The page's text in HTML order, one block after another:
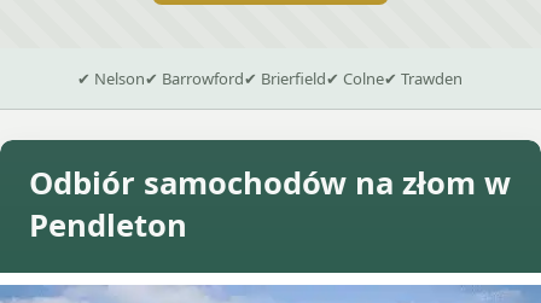
✔ Nelson✔ Barrowford✔ Brierfield✔ Colne✔ Trawden
Odbiór samochodów na złom w
Pendleton